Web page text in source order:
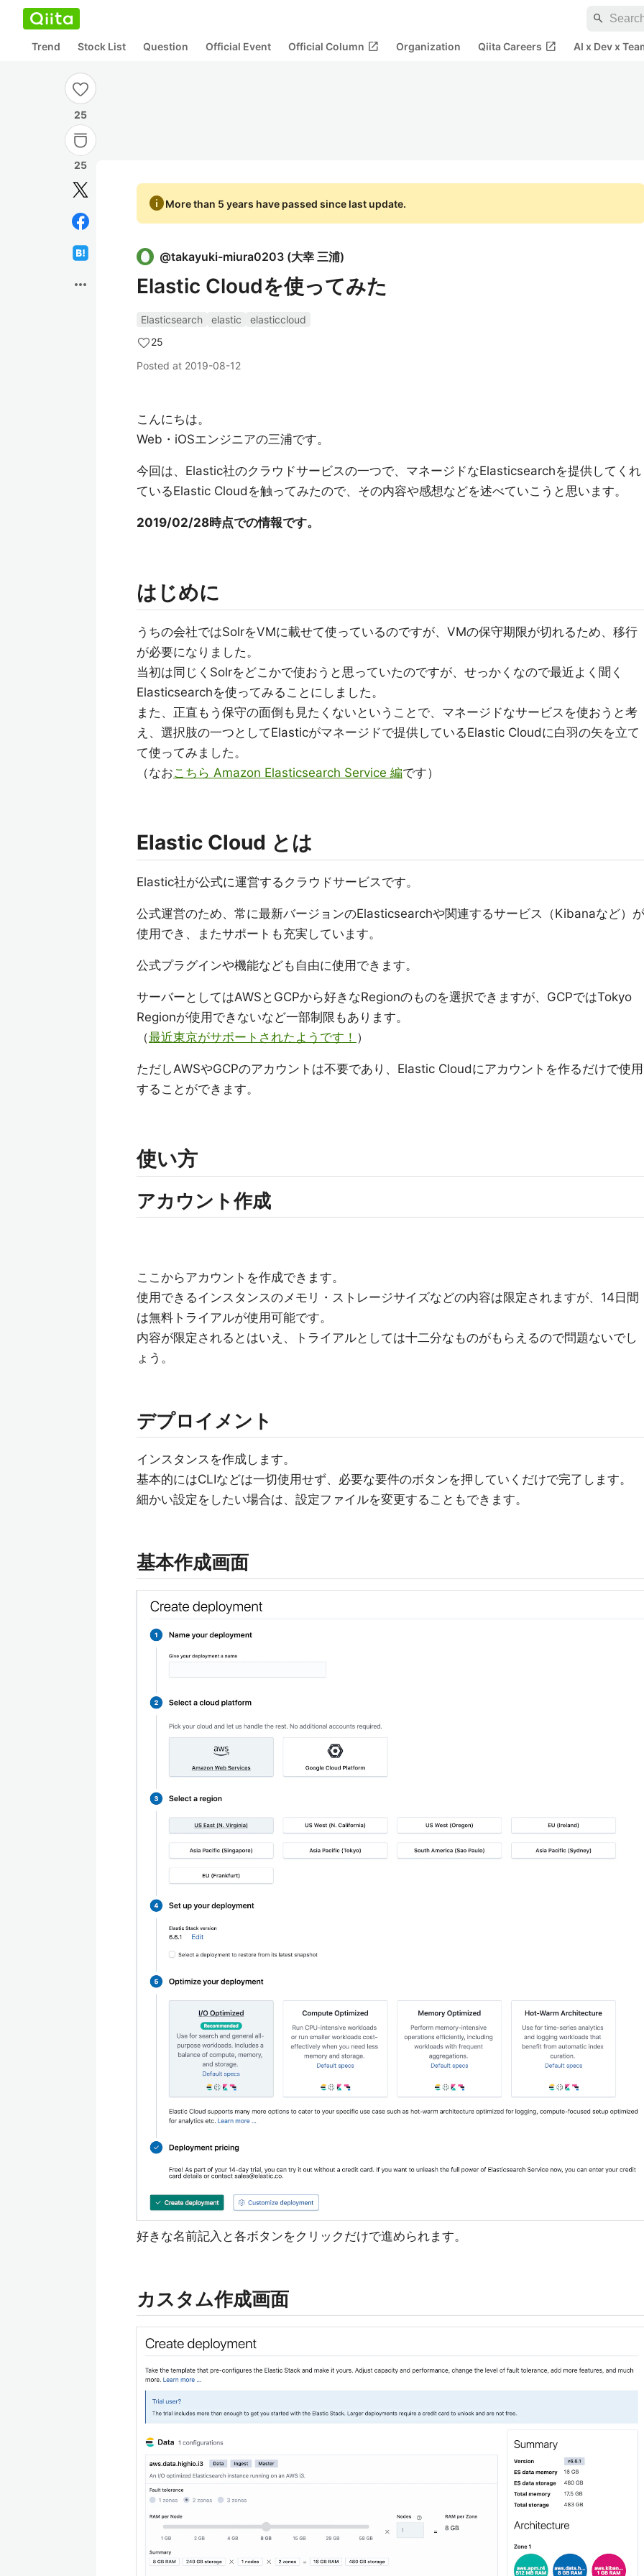
search
Trend Stock List Question Official Event Official Column open_in_new Organization Qiita Careers open_in_new AI x Dev x
25
25
more_horiz
infoMore than 5 years have passed since last update.
@takayuki-miura0203 (大幸 三浦)
Elastic Cloudを使ってみた
Elasticsearch elastic
elasticcloud
25
Posted at 2019-08-12
こんにちは。
Web・iOSエンジニアの三浦です。
今回は、Elastic社のクラウドサービスの一つで、マネージドなElasticsearchを提供してくれ
ているElastic Cloudを触ってみたので、その内容や感想などを述べていこうと思います。
2019/02/28時点での情報です。
はじめに
うちの会社ではSolrをVMに載せて使っているのですが、VMの保守期限が切れるため、移行
が必要になりました。
当初は同じくSolrをどこかで使おうと思っていたのですが、せっかくなので最近よく聞く
Elasticsearchを使ってみることにしました。
また、正直もう保守の面倒も見たくないということで、マネージドなサービスを使おうと考
え、選択肢の一つとしてElasticがマネージドで提供しているElastic Cloudに白羽の矢を立て
て使ってみました。
（なおこちら Amazon Elasticsearch Service 編です）
Elastic Cloud とは
Elastic社が公式に運営するクラウドサービスです。
公式運営のため、常に最新バージョンのElasticsearchや関連するサービス（Kibanaなど）が
使用でき、またサポートも充実しています。
公式プラグインや機能なども自由に使用できます。
サーバーとしてはAWSとGCPから好きなRegionのものを選択できますが、GCPではTokyo
Regionが使用できないなど一部制限もあります。
（最近東京がサポートされたようです！ ）
ただしAWSやGCPのアカウントは不要であり、Elastic Cloudにアカウントを作るだけで使用
することができます。
使い方
アカウント作成
ここからアカウントを作成できます。
使用できるインスタンスのメモリ・ストレージサイズなどの内容は限定されますが、14日間
は無料トライアルが使用可能です。
内容が限定されるとはいえ、トライアルとしては十二分なものがもらえるので問題ないでし
ょう。
デプロイメント
インスタンスを作成します。
基本的にはCLIなどは一切使用せず、必要な要件のボタンを押していくだけで完了します。
細かい設定をしたい場合は、設定ファイルを変更することもできます。
基本作成画面
好きな名前記入と各ボタンをクリックだけで進められます。
カスタム作成画面